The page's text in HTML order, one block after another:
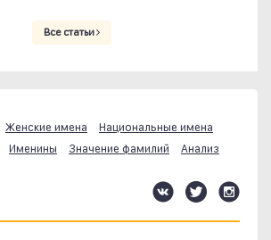
Все статьи
Женские имена
Национальные имена
Именины Значение фамилий
Анализ